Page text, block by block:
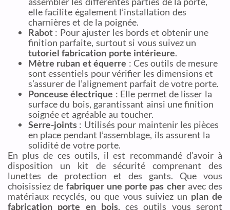
elle facilite également l’installation des
charnières et de la poignée.
Rabot : Pour ajuster les bords et obtenir une
finition parfaite, surtout si vous suivez un
tutoriel fabrication porte intérieure.
Mètre ruban et équerre : Ces outils de mesure
sont essentiels pour vérifier les dimensions et
s’assurer de l’alignement parfait de votre porte.
Ponceuse électrique : Elle permet de lisser la
surface du bois, garantissant ainsi une finition
soignée et agréable au toucher.
Serre-joints : Utilisés pour maintenir les pièces
en place pendant l’assemblage, ils assurent la
solidité de votre porte.
En plus de ces outils, il est recommandé d’avoir à
disposition un kit de sécurité comprenant des
lunettes de protection et des gants. Que vous
choisissiez de fabriquer une porte pas cheravec des
matériaux recyclés, ou que vous suiviez un plan de
fabrication porte en bois, ces outils vous seront